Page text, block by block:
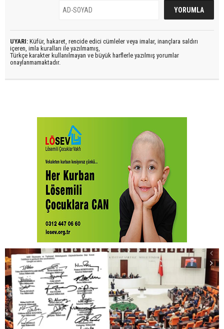
UYARI: Küfür, hakaret, rencide edici cümleler veya imalar, inançlara saldırı
içeren, imla kuralları ile yazılmamış,
Türkçe karakter kullanılmayan ve büyük harflerle yazılmış yorumlar
onaylanmamaktadır.